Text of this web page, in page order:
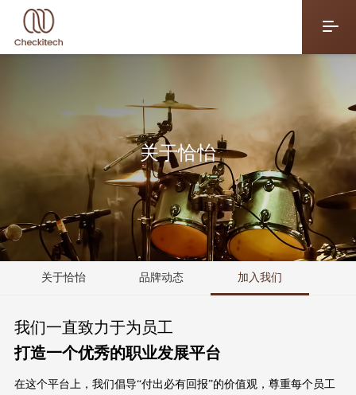
关于恰怡
关于恰怡 品牌动态 加入我们
我们一直致力于为员工
打造一个优秀的职业发展平台
在这个平台上，我们倡导“付出必有回报”的价值观，尊重每个员工